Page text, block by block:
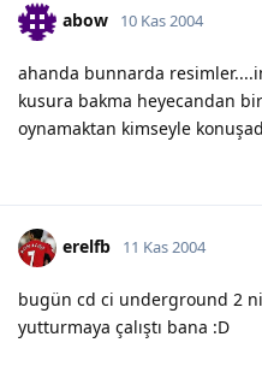
abow 10 Kas 2004
ahanda bunnarda
kusura bakma heyecandan
oynamaktan kimseyle
erelfb 11 Kas 2004
bugün cd ci underground 2
yutturmaya çalıştı bana :D